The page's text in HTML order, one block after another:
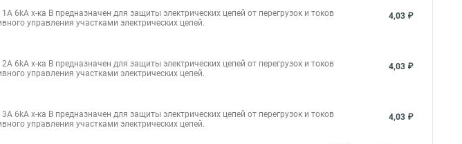
6kA х-ка B предназначен для защиты электрических цепей от перегрузок и токов
управления участками электрических цепей.
4,03 ₽
6kA х-ка B предназначен для защиты электрических цепей от перегрузок и токов
управления участками электрических цепей.
4,03 ₽
6kA х-ка B предназначен для защиты электрических цепей от перегрузок и токов
управления участками электрических цепей.
4,03 ₽